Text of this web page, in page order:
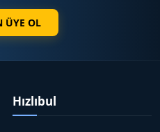
ÜYE OL
Hızlıbul